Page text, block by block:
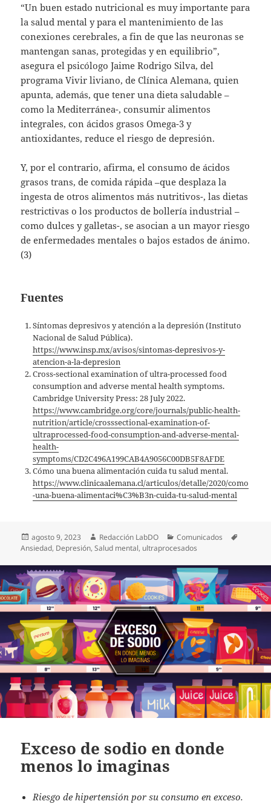
“Un buen estado nutricional es muy importante para
la salud mental y para el mantenimiento de las
conexiones cerebrales, a fin de que las neuronas se
mantengan sanas, protegidas y en equilibrio”,
asegura el psicólogo Jaime Rodrigo Silva, del
programa Vivir liviano, de Clínica Alemana, quien
apunta, además, que tener una dieta saludable –
como la Mediterránea-, consumir alimentos
integrales, con ácidos grasos Omega-3 y
antioxidantes, reduce el riesgo de depresión.
Y, por el contrario, afirma, el consumo de ácidos
grasos trans, de comida rápida –que desplaza la
ingesta de otros alimentos más nutritivos-, las dietas
restrictivas o los productos de bollería industrial –
como dulces y galletas-, se asocian a un mayor riesgo
de enfermedades mentales o bajos estados de ánimo.
(3)
Fuentes
Síntomas depresivos y atención a la depresión (Instituto
Nacional de Salud Pública).
https://www.insp.mx/avisos/sintomas-depresivos-y-
atencion-a-la-depresion
Cross-sectional examination of ultra-processed food
consumption and adverse mental health symptoms.
Cambridge University Press: 28 July 2022.
https://www.cambridge.org/core/journals/public-health-
nutrition/article/crosssectional-examination-of-
ultraprocessed-food-consumption-and-adverse-mental-
health-
symptoms/CD2C496A199CAB4A9056C00DB5F8AFDE
Cómo una buena alimentación cuida tu salud mental.
https://www.clinicaalemana.cl/articulos/detalle/2020/como
-una-buena-alimentaci%C3%B3n-cuida-tu-salud-mental
Publicado
el
agosto 9, 2023 Autor
Redacción LabDO Categorías
Comunicados
Ansiedad, Depresión,Salud mental, ultraprocesados
Exceso de sodio en donde
menos lo imaginas
Riesgo de hipertensión por su consumo en exceso.